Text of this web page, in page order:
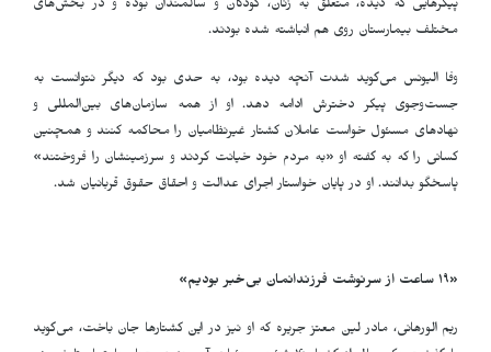
پیکرهایی که دیده، متعلق به زنان، کودکان و سالمندان بوده و در بخش‌های
مختلف بیمارستان روی هم انباشته شده بودند.
وفا الیونس می‌گوید شدت آنچه دیده بود، به حدی بود که دیگر نتوانست به
جست‌وجوی پیکر دخترش ادامه دهد. او از همه سازمان‌های بین‌المللی و
نهادهای مسئول خواست عاملان کشتار غیرنظامیان را محاکمه کنند و همچنین
کسانی را که به گفته او «به مردم خود خیانت کردند و سرزمینشان را فروختند»
پاسخگو بدانند. او در پایان خواستار اجرای عدالت و احقاق حقوق قربانیان شد.
«۱۹ ساعت از سرنوشت فرزندانمان بی‌خبر بودیم»
ریم الورهانی، مادر لین معتز جریره که او نیز در این کشتارها جان باخت، می‌گوید